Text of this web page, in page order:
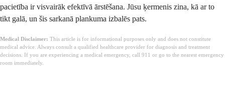
pacietība ir visvairāk efektīvā ārstēšana. Jūsu ķermenis zina, kā ar to
tikt galā, un šis sarkanā plankuma izbalēs pats.
Medical Disclaimer: This article is for informational purposes only and does not constitute
medical advice. Always consult a qualified healthcare provider for diagnosis and treatment
decisions. If you are experiencing a medical emergency, call 911 or go to the nearest emergency
room immediately.